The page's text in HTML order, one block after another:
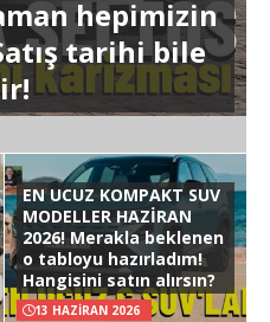
hepimizin
tarihi bile
EN UCUZ KOMPAKT SUV
MODELLER HAZİRAN
2026! Merakla beklenen
o tabloyu hazırladım!
Hangisini satın alırsın?
13 HAZIRAN 2026